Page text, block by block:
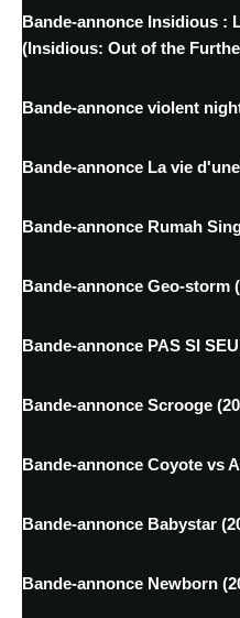
Bande-annonce Insidious :
(Insidious: Out of the
Bande-annonce violent
Bande-annonce La vie
Bande-annonce Rumah
Bande-annonce Geo-storm
Bande-annonce PAS SI
Bande-annonce Scrooge
Bande-annonce Coyote vs
Bande-annonce Babystar
Bande-annonce Newborn